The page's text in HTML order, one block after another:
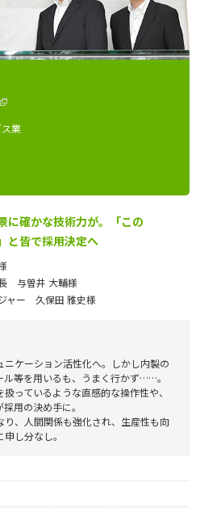
業
に確かな技術力が。「この
と皆で採用決定へ
与曽井 大輔様
ャー 久保田 雅史様
ニケーション活性化へ。しかし内製の
ル等を用いるも、うまく行かず……。
っているような直感的な操作性や、
用の決め手に。
り、人間関係も強化され、生産性も向
し分なし。